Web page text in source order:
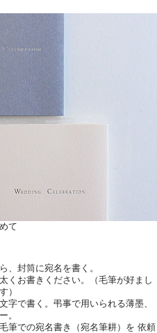
料理
ブライダルフェア
結婚準備ガイド
様へ
て
、封筒に宛名を書く。
くお書きください。（毛筆が好まし
）
字で書く。弔事で用いられる薄墨、
。
筆での宛名書き（宛名筆耕）を 依頼